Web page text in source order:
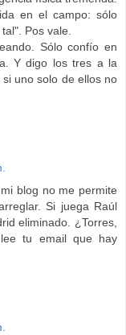
en el campo: sólo
Pos vale.
Sólo confío en
Y digo los tres a la
uno solo de ellos no
blog no me permite
Si juega Raúl
eliminado. ¿Torres,
tu email que hay